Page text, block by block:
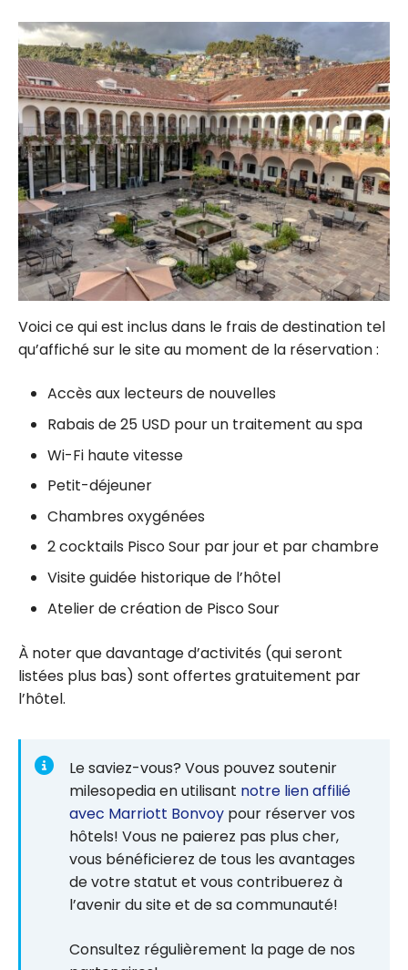
Voici ce qui est inclus dans le frais de destination tel
qu’affiché sur le site au moment de la réservation :
Accès aux lecteurs de nouvelles
Rabais de 25 USD pour un traitement au spa
Wi-Fi haute vitesse
Petit-déjeuner
Chambres oxygénées
2 cocktails Pisco Sour par jour et par chambre
Visite guidée historique de l’hôtel
Atelier de création de Pisco Sour
À noter que davantage d’activités (qui seront
listées plus bas) sont offertes gratuitement par
l’hôtel.
Le saviez-vous? Vous pouvez soutenir
milesopedia en utilisant notre lien affilié
avec Marriott Bonvoy pour réserver vos
hôtels! Vous ne paierez pas plus cher,
vous bénéficierez de tous les avantages
de votre statut et vous contribuerez à
l’avenir du site et de sa communauté!
Consultez régulièrement la page de nos